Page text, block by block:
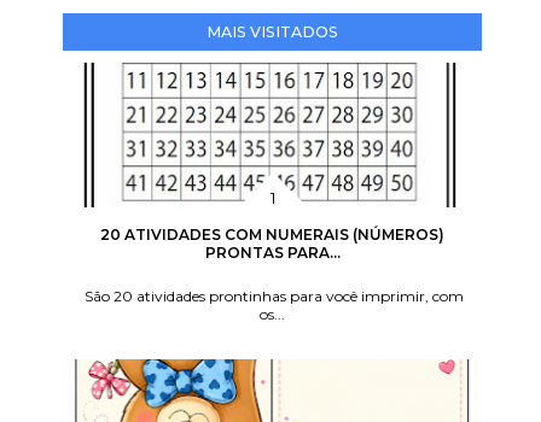
MAIS VISITADOS
20 ATIVIDADES COM NUMERAIS (NÚMEROS)
PRONTAS PARA...
São 20 atividades prontinhas para você imprimir, com
os...